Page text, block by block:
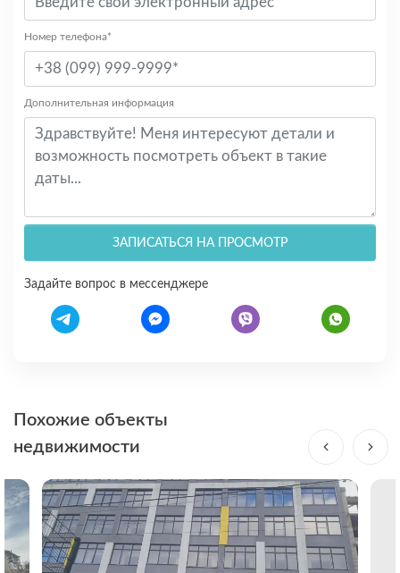
Номер телефона*
Дополнительная информация
ЗАПИСАТЬСЯ НА ПРОСМОТР
Задайте вопрос в мессенджере
Похожие объекты
недвижимости